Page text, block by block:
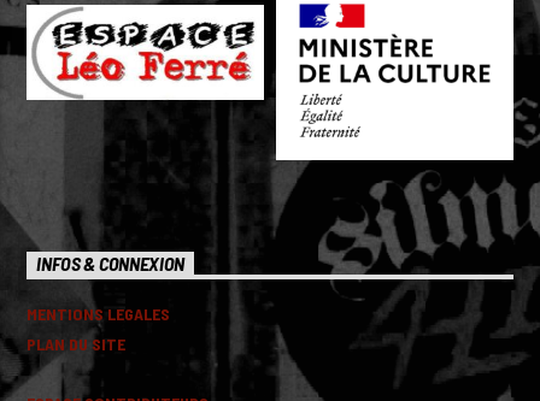
INFOS & CONNEXION
MENTIONS LEGALES
PLAN DU SITE